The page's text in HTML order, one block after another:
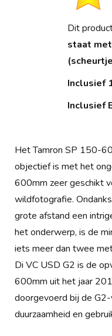
Dit
staat
Inclusief
Inclusief
Het Tamron SP 150-
objectief is met het
600mm zeer geschikt
wildfotografie.
grote afstand een
het onderwerp, is de
iets meer dan twee
Di VC USD G2 is de
600mm uit het jaar
doorgevoerd bij de G2-
duurzaamheid en